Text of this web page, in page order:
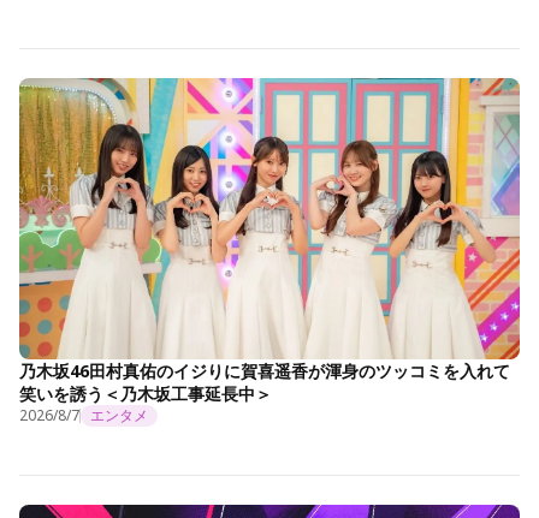
乃木坂46田村真佑のイジりに賀喜遥香が渾身のツッコミを入れて
笑いを誘う＜乃木坂工事延長中＞
2026/8/7 エンタメ